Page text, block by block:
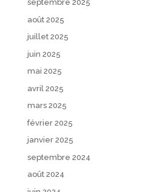
septembre 2025
août 2025
juillet 2025
juin 2025
mai 2025
avril 2025
mars 2025
février 2025
janvier 2025
septembre 2024
août 2024